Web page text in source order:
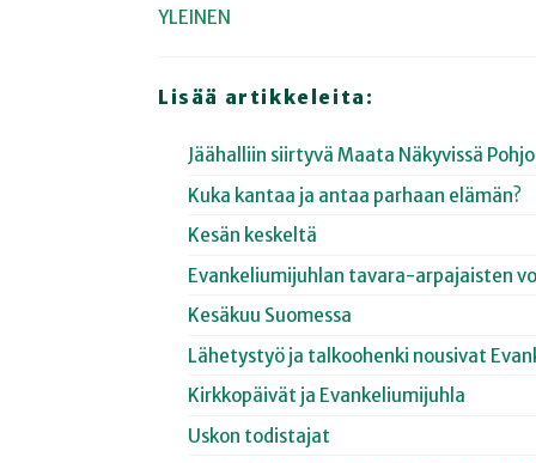
YLEINEN
Lisää artikkeleita:
Jäähalliin siirtyvä Maata Näkyvissä
Kuka kantaa ja antaa parhaan elämän?
Kesän keskeltä
Evankeliumijuhlan tavara-arpajaisten
Kesäkuu Suomessa
Lähetystyö ja talkoohenki nousivat
Kirkkopäivät ja Evankeliumijuhla
Uskon todistajat